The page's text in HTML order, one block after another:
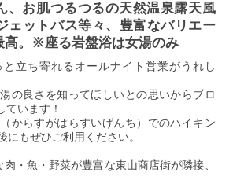
、お肌つるつるの天然温泉露天風
ェットバス等々、豊富なバリエー
高。※座る岩盤浴は女湯のみ
立ち寄れるオールナイト営業がうれし
の良さを知ってほしいとの思いからブロ
ています！
からすがはらすいげんち）でのハイキン
にもぜひご利用ください。
・魚・野菜が豊富な東山商店街が隣接、